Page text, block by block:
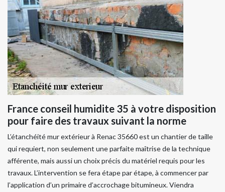
France conseil humidite 35 à votre disposition
pour faire des travaux suivant la norme
L’étanchéité mur extérieur à Renac 35660 est un chantier de taille
qui requiert, non seulement une parfaite maîtrise de la technique
afférente, mais aussi un choix précis du matériel requis pour les
travaux. L’intervention se fera étape par étape, à commencer par
l’application d’un primaire d’accrochage bitumineux. Viendra